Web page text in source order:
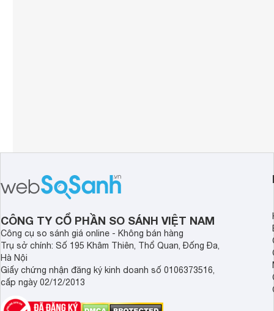
CÔNG TY CỔ PHẦN SO SÁNH VIỆT NAM
Công cụ so sánh giá online - Không bán hàng
Trụ sở chính: Số 195 Khâm Thiên, Thổ Quan, Đống Đa,
Hà Nội
Giấy chứng nhận đăng ký kinh doanh số 0106373516,
cấp ngày 02/12/2013